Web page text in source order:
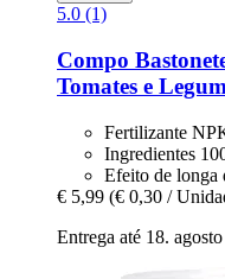
5.0 (1)
Compo
Tomates e
Fertilizante
Ingredientes
Efeito de longa
€ 5,99 (€ 0,30 /
Entrega até 18. agosto